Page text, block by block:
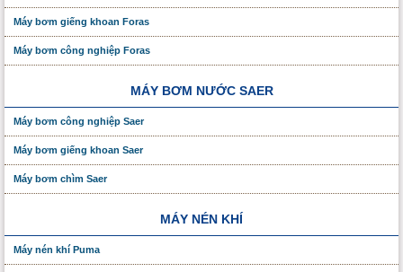
Máy bơm giếng khoan Foras
Máy bơm công nghiệp Foras
MÁY BƠM NƯỚC SAER
Máy bơm công nghiệp Saer
Máy bơm giếng khoan Saer
Máy bơm chìm Saer
MÁY NÉN KHÍ
Máy nén khí Puma